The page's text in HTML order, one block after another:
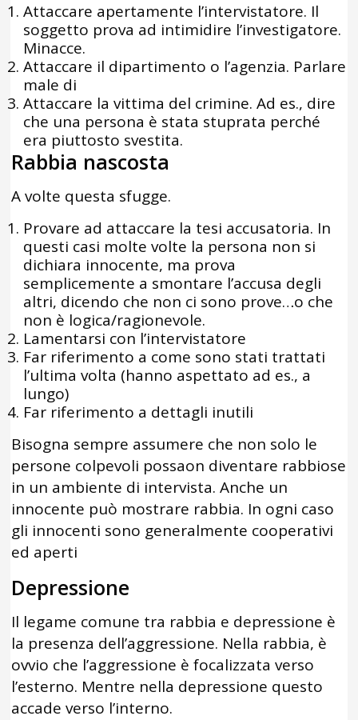
Attaccare apertamente l’intervistatore. Il
soggetto prova ad intimidire l’investigatore.
Minacce.
Attaccare il dipartimento o l’agenzia. Parlare
male di
Attaccare la vittima del crimine. Ad es., dire
che una persona è stata stuprata perché
era piuttosto svestita.
Rabbia nascosta
A volte questa sfugge.
Provare ad attaccare la tesi accusatoria. In
questi casi molte volte la persona non si
dichiara innocente, ma prova
semplicemente a smontare l’accusa degli
altri, dicendo che non ci sono prove…o che
non è logica/ragionevole.
Lamentarsi con l’intervistatore
Far riferimento a come sono stati trattati
l’ultima volta (hanno aspettato ad es., a
lungo)
Far riferimento a dettagli inutili
Bisogna sempre assumere che non solo le
persone colpevoli possaon diventare rabbiose
in un ambiente di intervista. Anche un
innocente può mostrare rabbia. In ogni caso
gli innocenti sono generalmente cooperativi
ed aperti
Depressione
Il legame comune tra rabbia e depressione è
la presenza dell’aggressione. Nella rabbia, è
ovvio che l’aggressione è focalizzata verso
l’esterno. Mentre nella depressione questo
accade verso l’interno.